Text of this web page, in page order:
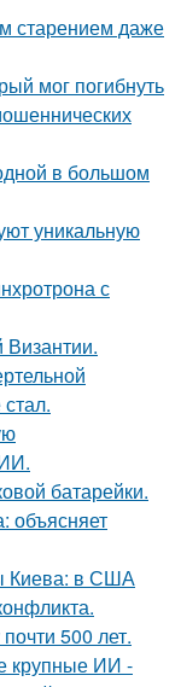
старением даже
мог погибнуть
в большом
уникальную
с
батарейки.
объясняет
Киева: в США
500 лет.
крупные ИИ -